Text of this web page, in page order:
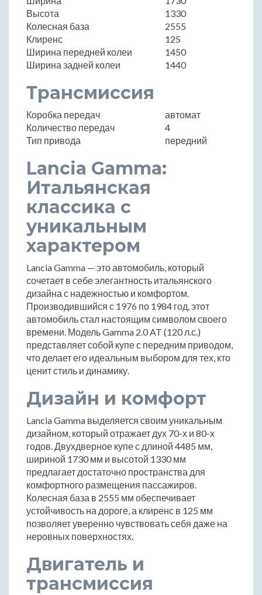
Высота
1330
Колесная база
2555
Клиренс
125
Ширина передней колеи
1450
Ширина задней колеи
1440
Трансмиссия
Коробка передач
автомат
Количество передач
4
Тип привода
передний
Lancia Gamma:
Итальянская
классика с
уникальным
характером
Lancia Gamma — это автомобиль, который
сочетает в себе элегантность итальянского
дизайна с надежностью и комфортом.
Производившийся с 1976 по 1984 год, этот
автомобиль стал настоящим символом своего
времени. Модель Gamma 2.0 AT (120 л.с.)
представляет собой купе с передним приводом,
что делает его идеальным выбором для тех, кто
ценит стиль и динамику.
Дизайн и комфорт
Lancia Gamma выделяется своим уникальным
дизайном, который отражает дух 70-х и 80-х
годов. Двухдверное купе с длиной 4485 мм,
шириной 1730 мм и высотой 1330 мм
предлагает достаточно пространства для
комфортного размещения пассажиров.
Колесная база в 2555 мм обеспечивает
устойчивость на дороге, а клиренс в 125 мм
позволяет уверенно чувствовать себя даже на
неровных поверхностях.
Двигатель и
трансмиссия